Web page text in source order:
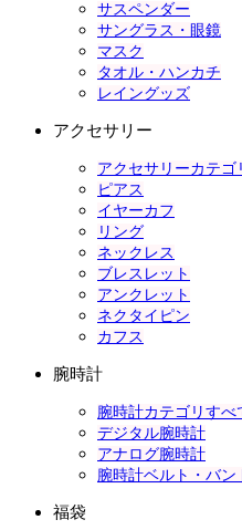
サスペンダー
サングラス・眼鏡
マスク
タオル・ハンカチ
レイングッズ
アクセサリー
アクセサリーカテゴ
ピアス
イヤーカフ
リング
ネックレス
ブレスレット
アンクレット
ネクタイピン
カフス
腕時計
腕時計カテゴリすべ
デジタル腕時計
アナログ腕時計
腕時計ベルト・バン
福袋